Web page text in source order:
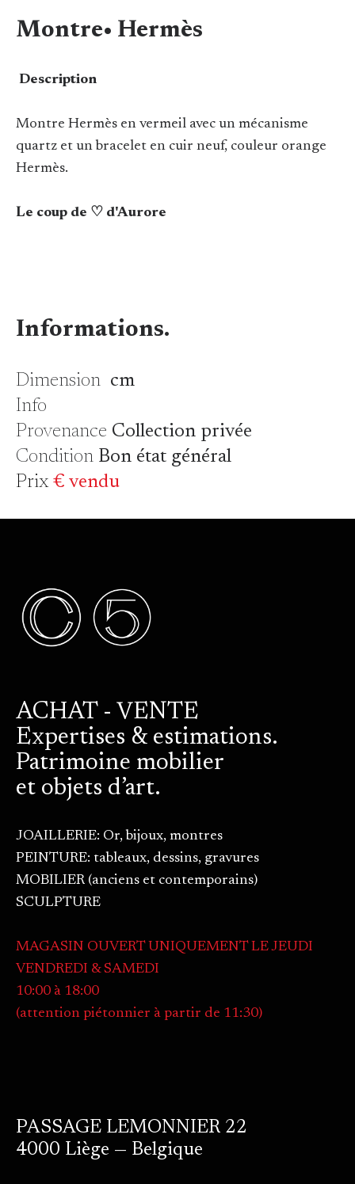
Montre• Hermès
Description
Montre Hermès en vermeil avec un mécanisme
quartz et un bracelet en cuir neuf, couleur orange
Hermès.
Le coup de ♡ d'Aurore
Informations.
Dimensioncm
Info
Provenance Collection privée
Condition Bon état général
Prix€ vendu
ACHAT - VENTE
Expertises & estimations.
Patrimoine mobilier
et objets d’art.
JOAILLERIE: Or, bijoux, montres
PEINTURE: tableaux, dessins, gravures
MOBILIER (anciens et contemporains)
SCULPTURE
MAGASIN OUVERT UNIQUEMENT LE JEUDI
VENDREDI & SAMEDI
10:00 à 18:00
(attention piétonnier à partir de 11:30)
PASSAGE LEMONNIER 22
4000 Liège — Belgique